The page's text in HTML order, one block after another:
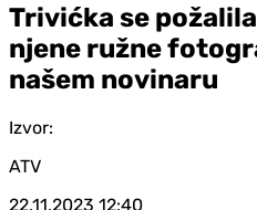
Trivićka se
njene ružne
našem novinaru
Izvor:
ATV
22.11.2023 12:40